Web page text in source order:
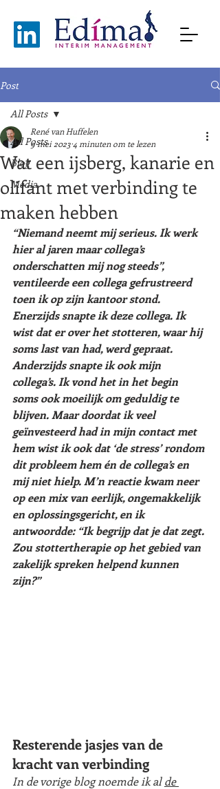
Post
All Posts
Blog
Media
All Posts
Wat een ijsberg, kanarie en
olifant met verbinding te
maken hebben
René van Huffelen
9 mei 2023 4 minuten om te lezen
“Niemand neemt mij serieus. Ik werk
hier al jaren maar collega’s
onderschatten mij nog steeds”,
ventileerde een collega gefrustreerd
toen ik op zijn kantoor stond.
Enerzijds snapte ik deze collega. Ik
wist dat er over het stotteren, waar hij
soms last van had, werd gepraat.
Anderzijds snapte ik ook mijn
collega’s. Ik vond het in het begin
soms ook moeilijk om geduldig te
blijven. Maar doordat ik veel
geïnvesteerd had in mijn contact met
hem wist ik ook dat ‘de stress’ rondom
dit probleem hem én de collega’s en
mij niet hielp. M’n reactie kwam neer
op een mix van eerlijk, ongemakkelijk
en oplossingsgericht, en ik
antwoordde: “Ik begrijp dat je dat zegt.
Zou stottertherapie op het gebied van
zakelijk spreken helpend kunnen
zijn?”
Resterende jasjes van de
kracht van verbinding
In de vorige blog noemde ik al de